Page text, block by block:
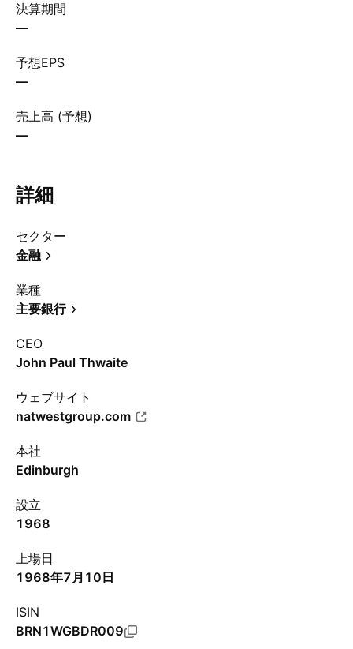
決算期間
—
予想EPS
—
売上高 (予想)
—
詳細
セクター
金融
業種
主要銀行
CEO
John Paul Thwaite
ウェブサイト
natwestgroup.com
本社
Edinburgh
設立
1968
上場日
1968年7月10日
ISIN
BRN1WGBDR009